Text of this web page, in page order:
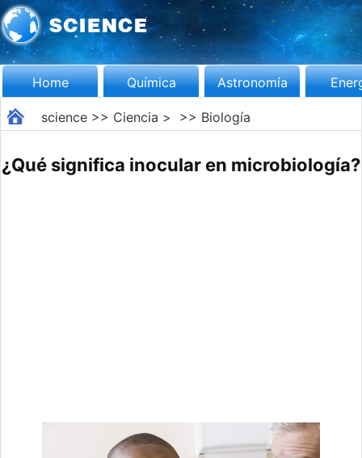
Home Química Astronomía
science>> Ciencia > >> Biología
¿Qué significa inocular en microbiología?